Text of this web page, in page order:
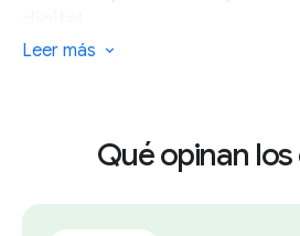
Leer más
Qué opinan